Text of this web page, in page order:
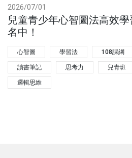
2026/07/01
兒童青少年心智圖法高效
名中！
心智圖 學習法 108課綱
讀書筆記 思考力 兒青班
邏輯思維